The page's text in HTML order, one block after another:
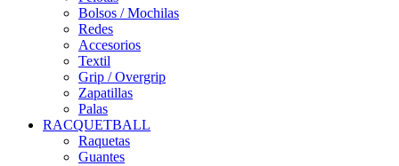
Bolsos / Mochilas
Redes
Accesorios
Textil
Grip / Overgrip
Zapatillas
Palas
RACQUETBALL
Raquetas
Guantes